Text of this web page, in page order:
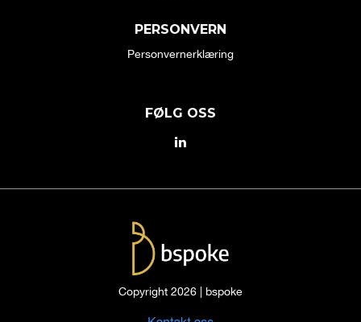
PERSONVERN
Personvernerklæring
FØLG OSS
Copyright 2026 | bspoke